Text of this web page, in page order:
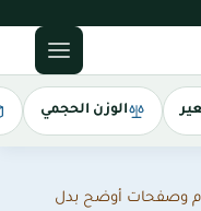
الوزن الحجمي
وصفحات أوضح بدل